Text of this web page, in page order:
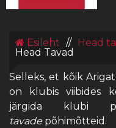
Esileht // Head
Head Tavad
Selleks, et kõik
on klubis viibides
järgida klubi
tavade põhimõtteid.